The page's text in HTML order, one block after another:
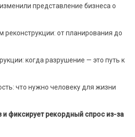
представление бизнеса о
реконструкции: от планирования до
когда разрушение — это путь к
что нужно человеку для жизни
и фиксирует рекордный спрос из-за